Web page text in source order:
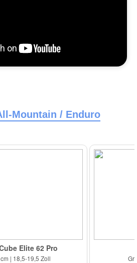
Mountain / Enduro
Elite 62 Pro
| 18,5-19,5 Zoll